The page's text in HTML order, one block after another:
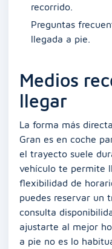
recorrido.
Preguntas
llegada a pie.
Medios
llegar
La forma más
Gran es en coche
el trayecto suele
vehículo te permite
flexibilidad de
puedes reservar un
consulta
ajustarte al mejor
a pie no es lo